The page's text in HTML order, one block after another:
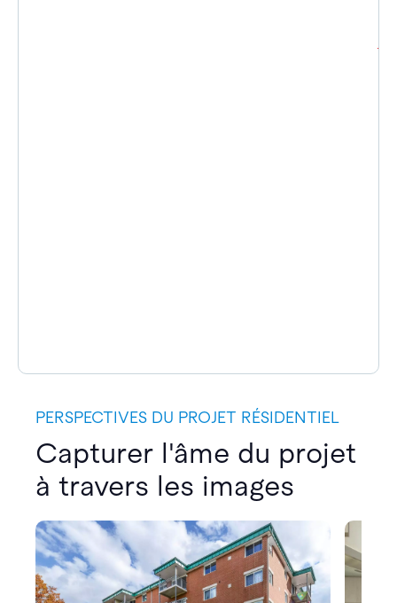
PERSPECTIVES DU PROJET RÉSIDENTIEL
Capturer l'âme du projet
à travers les images